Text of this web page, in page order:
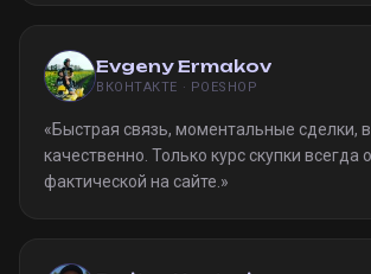
Evgeny Ermakov
ВКОНТАКТЕ · POESHOP
«Быстрая связь, моментальные сделки,
качественно. Только курс скупки всегда
фактической на сайте. »